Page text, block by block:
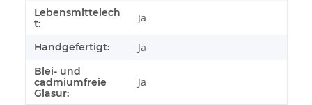
Lebensmittelech
t:
Ja
Handgefertigt: Ja
Blei- und
cadmiumfreie
Glasur:
Ja